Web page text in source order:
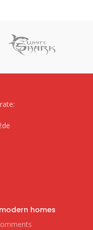
Nosivost:
Lik stolne podloge za
miša: OBLIVION
homes